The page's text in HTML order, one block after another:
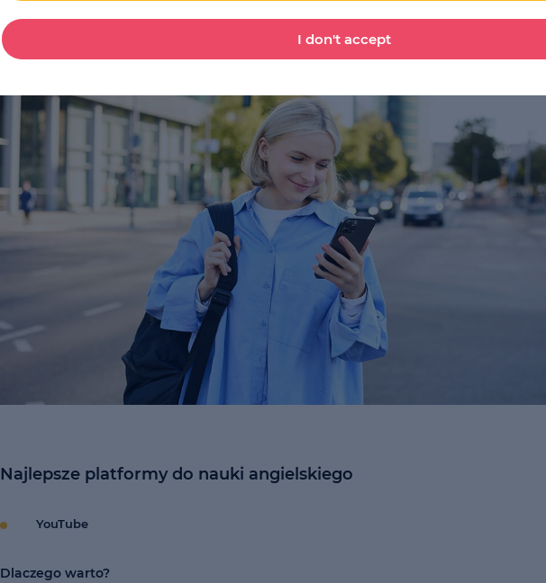
Najlepsze platformy do nauki angielskiego
YouTube
Dlaczego warto?
I don't accept